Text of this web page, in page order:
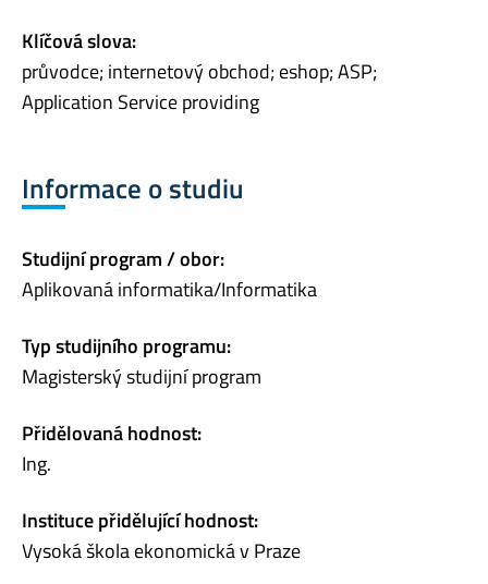
Klíčová slova:
průvodce; internetový obchod; eshop; ASP;
Application Service providing
Informace o studiu
Studijní program / obor:
Aplikovaná informatika/Informatika
Typ studijního programu:
Magisterský studijní program
Přidělovaná hodnost:
Ing.
Instituce přidělující hodnost:
Vysoká škola ekonomická v Praze